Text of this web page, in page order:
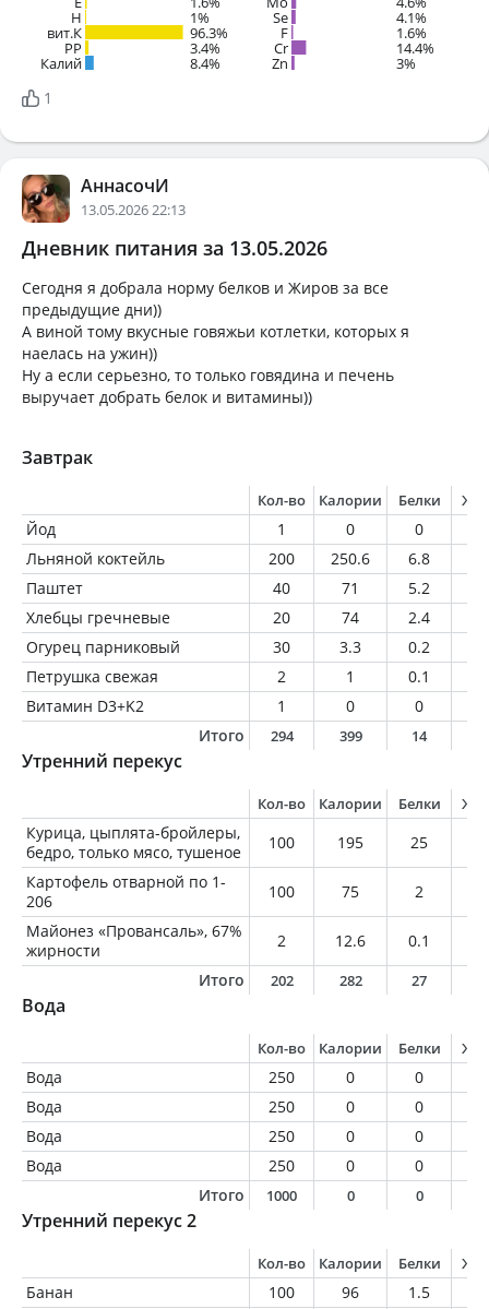
H 1%
вит.К 96.3%
PP 3.4%
Калий 8.4%
Se 4.1%
F 1.6%
Cr 14.4%
Zn 3%
1
АннасочИ
13.05.2026 22:13
Дневник питания за 13.05.2026
Сегодня я добрала норму белков и Жиров за все
предыдущие дни))
А виной тому вкусные говяжьи котлетки, которых я
наелась на ужин))
Ну а если серьезно, то только говядина и печень
выручает добрать белок и витамины))
Завтрак
Кол-во Калории Белки
Йод 1 0 0
Льняной коктейль
200 250.6 6.8
Паштет
40 71 5.2
Хлебцы гречневые
20 74 2.4
Огурец парниковый
30 3.3 0.2
Петрушка свежая
2 1 0.1
Витамин D3+K2
1 0 0
Итого
294 399 14
Утренний перекус
Кол-во Калории Белки
Курица, цыплята-бройлеры,
бедро, только мясо, тушеное
100 195 25
Картофель отварной по 1-
206
100 75 2
Майонез «Провансаль», 67%
жирности
2 12.6 0.1
Итого
202 282 27
Вода
Кол-во Калории Белки
Вода 250 0 0
Вода
250 0 0
Вода
250 0 0
Вода
250 0 0
Итого
1000 0 0
Утренний перекус 2
Кол-во Калории Белки
Банан 100 96 1.5